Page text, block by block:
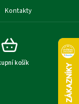
Kontakty
košík